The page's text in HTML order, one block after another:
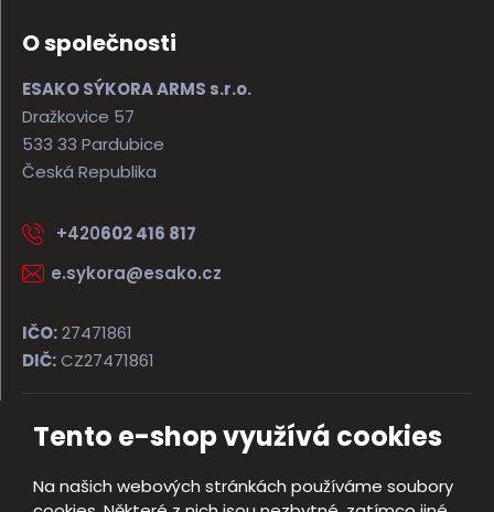
Tento e-shop využívá cookies
Na našich webových stránkách používáme soubory
O společnosti
ESAKO SÝKORA ARMS s.r.o.
Dražkovice 57
533 33 Pardubice
Česká Republika
+420602 416 817
e.sykora@esako.cz
IČO:27471861
DIČ:CZ27471861
© 2026, ESAKO SÝKORA ARMS s.r.o.
Mapa stránek